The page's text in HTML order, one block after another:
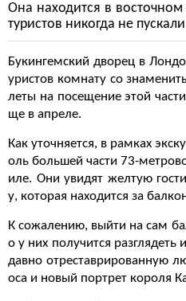
Она находится в
туристов никогда не
Букингемский дворец в
уристов комнату со
леты на посещение этой
ще в апреле.
Как уточняется, в рамках
оль большей части 73-
иле. Они увидят желтую
у, которая находится за
К сожалению, выйти на сам
о у них получится разглядеть
давно отреставрированную
оса и новый портрет короля